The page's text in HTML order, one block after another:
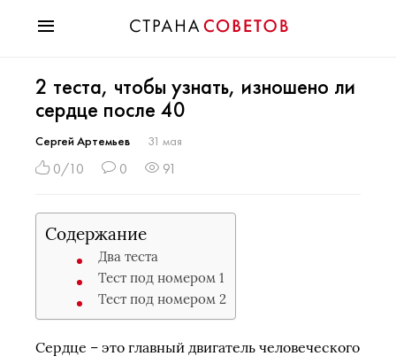
Мода
Звезды
Гороскопы
Здоровье
Хобби
Разное
Праздники
2 теста, чтобы узнать, изношено ли
сердце после 40
Сергей Артемьев 31 мая
0/10 0 91
Содержание
Два теста
Тест под номером 1
Тест под номером 2
Сердце – это главный двигатель человеческого